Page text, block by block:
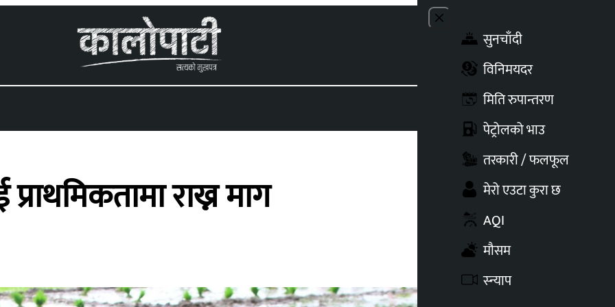
Close menu
सुनचाँदी
विनिमयदर
मिति रुपान्तरण
पेट्रोलको भाउ
तरकारी / फलफूल
मेरो एउटा कुरा छ
AQI
मौसम
स्न्याप
राख्न माग